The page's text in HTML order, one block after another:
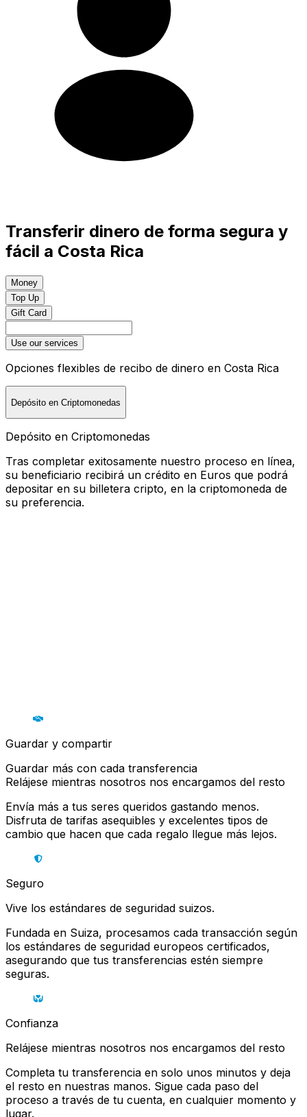
Transferir dinero de forma segura y
fácil a Costa Rica
Money
Top Up
Gift Card
Use our services
Opciones flexibles de recibo de dinero en Costa Rica
Depósito en Criptomonedas
Depósito en Criptomonedas
Tras completar exitosamente nuestro proceso en línea,
su beneficiario recibirá un crédito en Euros que podrá
depositar en su billetera cripto, en la criptomoneda de
su preferencia.
Guardar y compartir
Guardar más con cada transferencia
Relájese mientras nosotros nos encargamos del resto
Envía más a tus seres queridos gastando menos.
Disfruta de tarifas asequibles y excelentes tipos de
cambio que hacen que cada regalo llegue más lejos.
Seguro
Vive los estándares de seguridad suizos.
Fundada en Suiza, procesamos cada transacción según
los estándares de seguridad europeos certificados,
asegurando que tus transferencias estén siempre
seguras.
Confianza
Relájese mientras nosotros nos encargamos del resto
Completa tu transferencia en solo unos minutos y deja
el resto en nuestras manos. Sigue cada paso del
proceso a través de tu cuenta, en cualquier momento y
lugar.